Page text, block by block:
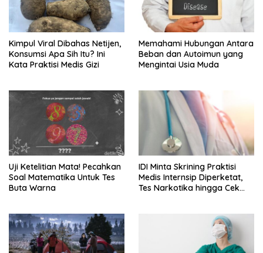
Kimpul Viral Dibahas Netijen,
Konsumsi Apa Sih Itu? Ini
Kata Praktisi Medis Gizi
Memahami Hubungan Antara
Beban dan Autoimun yang
Mengintai Usia Muda
Uji Ketelitian Mata! Pecahkan
Soal Matematika Untuk Tes
Buta Warna
IDI Minta Skrining Praktisi
Medis Internsip Diperketat,
Tes Narkotika hingga Cek